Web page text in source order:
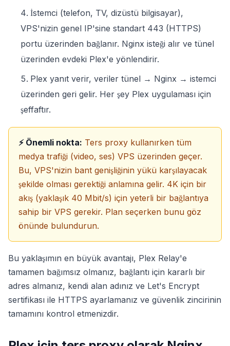
İstemci (telefon, TV, dizüstü bilgisayar),
VPS'nizin genel IP'sine standart 443 (HTTPS)
portu üzerinden bağlanır. Nginx isteği alır ve tünel
üzerinden evdeki Plex'e yönlendirir.
Plex yanıt verir, veriler tünel → Nginx → istemci
üzerinden geri gelir. Her şey Plex uygulaması için
şeffaftır.
⚡ Önemli nokta: Ters proxy kullanırken tüm
medya trafiği (video, ses) VPS üzerinden geçer.
Bu, VPS'nizin bant genişliğinin yükü karşılayacak
şekilde olması gerektiği anlamına gelir. 4K için bir
akış (yaklaşık 40 Mbit/s) için yeterli bir bağlantıya
sahip bir VPS gerekir. Plan seçerken bunu göz
önünde bulundurun.
Bu yaklaşımın en büyük avantajı, Plex Relay'e
tamamen bağımsız olmanız, bağlantı için kararlı bir
adres almanız, kendi alan adınız ve Let's Encrypt
sertifikası ile HTTPS ayarlamanız ve güvenlik zincirinin
tamamını kontrol etmenizdir.